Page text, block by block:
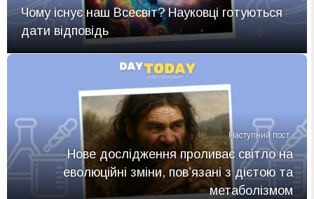
Чому існує наш Всесвіт? Науковці готуються
дати відповідь
Наступний пост
Нове дослідження проливає світло на
еволюційні зміни, пов’язані з дієтою та
метаболізмом